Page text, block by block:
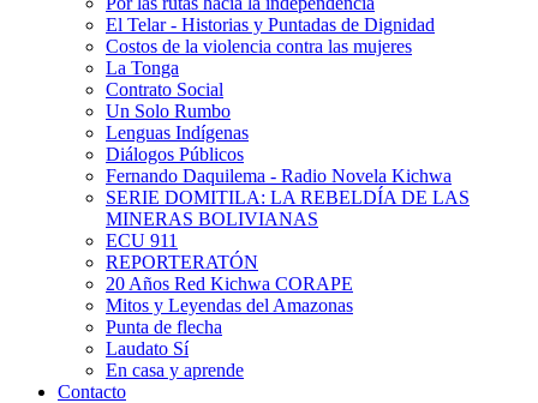
El Telar - Historias y Puntadas de Dignidad
Costos de la violencia contra las mujeres
La Tonga
Contrato Social
Un Solo Rumbo
Lenguas Indígenas
Diálogos Públicos
Fernando Daquilema - Radio Novela Kichwa
SERIE DOMITILA: LA REBELDÍA DE LAS
MINERAS BOLIVIANAS
ECU 911
REPORTERATÓN
20 Años Red Kichwa CORAPE
Mitos y Leyendas del Amazonas
Punta de flecha
Laudato Sí
En casa y aprende
Contacto